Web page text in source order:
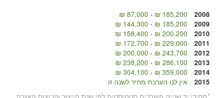
2008
185,200 ₪
-
87,000 ₪
2009
185,200 ₪
-
144,300 ₪
2010
200,200 ₪
-
158,400 ₪
2011
229,000 ₪
-
172,700 ₪
2012
243,700 ₪
-
200,000 ₪
2013
286,100 ₪
-
238,200 ₪
2014
359,000 ₪
-
304,100 ₪
2015
אין לנו הערכת מחיר לשנה זו
*מחירי יד שנייה מוערכים סטטיסטית לפי שנת הייצור וקבוצות האגרה